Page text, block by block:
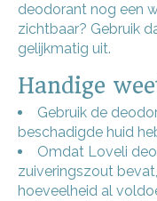
deodorant nog een
zichtbaar? Gebruik
gelijkmatig uit.
Handige
Gebruik de
beschadigde huid
Omdat Loveli
zuiveringszout
hoeveelheid al